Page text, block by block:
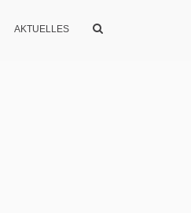
AKTUELLES
Show